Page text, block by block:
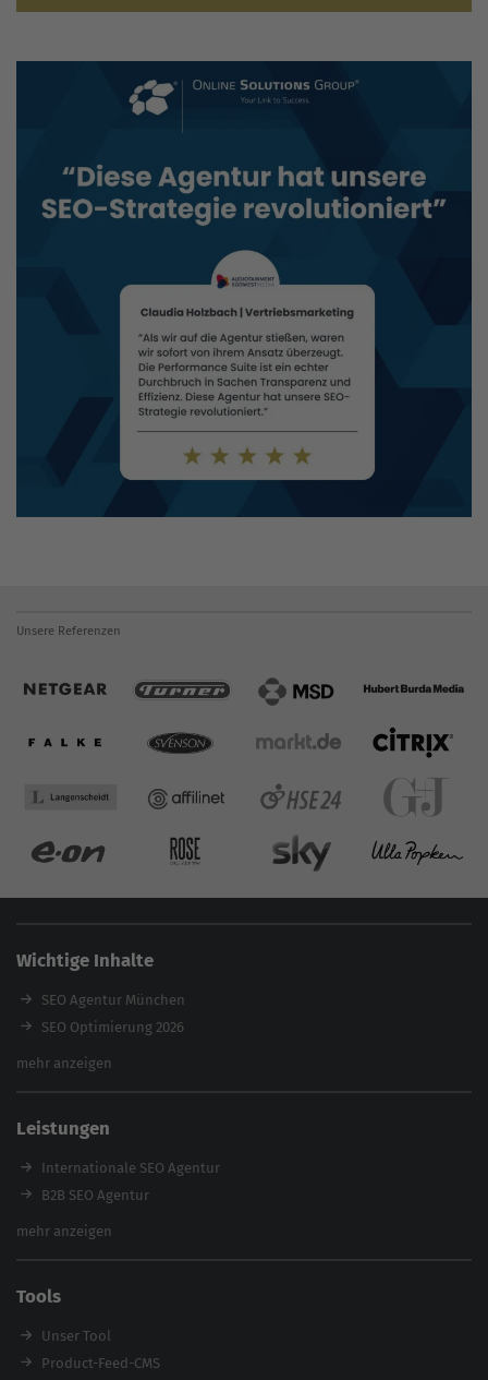
Unsere Referenzen
Wichtige Inhalte
SEO Agentur München
SEO Optimierung 2026
Backlink-Audit 2026
Referenzen
E-Books
Magazin
mehr anzeigen
Leistungen
Internationale SEO Agentur
B2B SEO Agentur
Inhouse SEO Agentur
Enterprise SEO Agentur
Workshops
mehr anzeigen
Tools
Unser Tool
Product-Feed-CMS